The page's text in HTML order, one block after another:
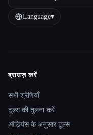
Language▾
Site navigation
ब्राउज़ करें
सभी श्रेणियाँ
टूल्स की तुलना करें
ऑडियंस के अनुसार टूल्स